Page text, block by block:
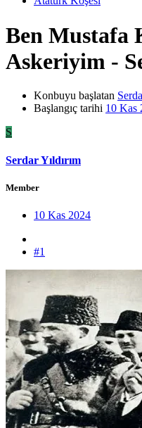
Ben Mustafa
Askeriyim -
Konbuyu başlatan
Başlangıç tarihi 10 Kas
S
Serdar Yıldırım
Member
10 Kas 2024
#1